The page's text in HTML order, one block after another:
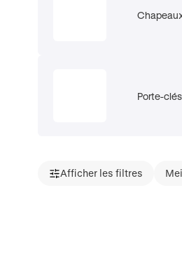
Porte-clés
Afficher les filtres